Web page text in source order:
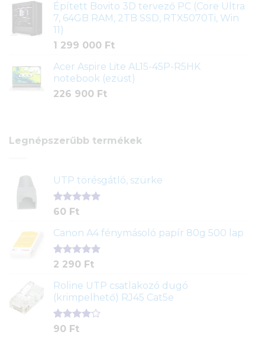
Épített Bovito 3D tervező PC (Core Ultra
7, 64GB RAM, 2TB SSD, RTX5070Ti, Win
11)
1 299 000 Ft
Acer Aspire Lite AL15-45P-R5HK
notebook (ezüst)
226 900 Ft
Legnépszerűbb termékek
UTP törésgátló, szürke
Értékelés
ből,
1
értékelés
alapján
60 Ft
Canon A4 fénymásoló papír 80g 500 lap
Értékelés
ből,
2
értékelés
alapján
2 290 Ft
Roline UTP csatlakozó dugó
(krimpelhető) RJ45 Cat5e
Értékelés
2
90 Ft